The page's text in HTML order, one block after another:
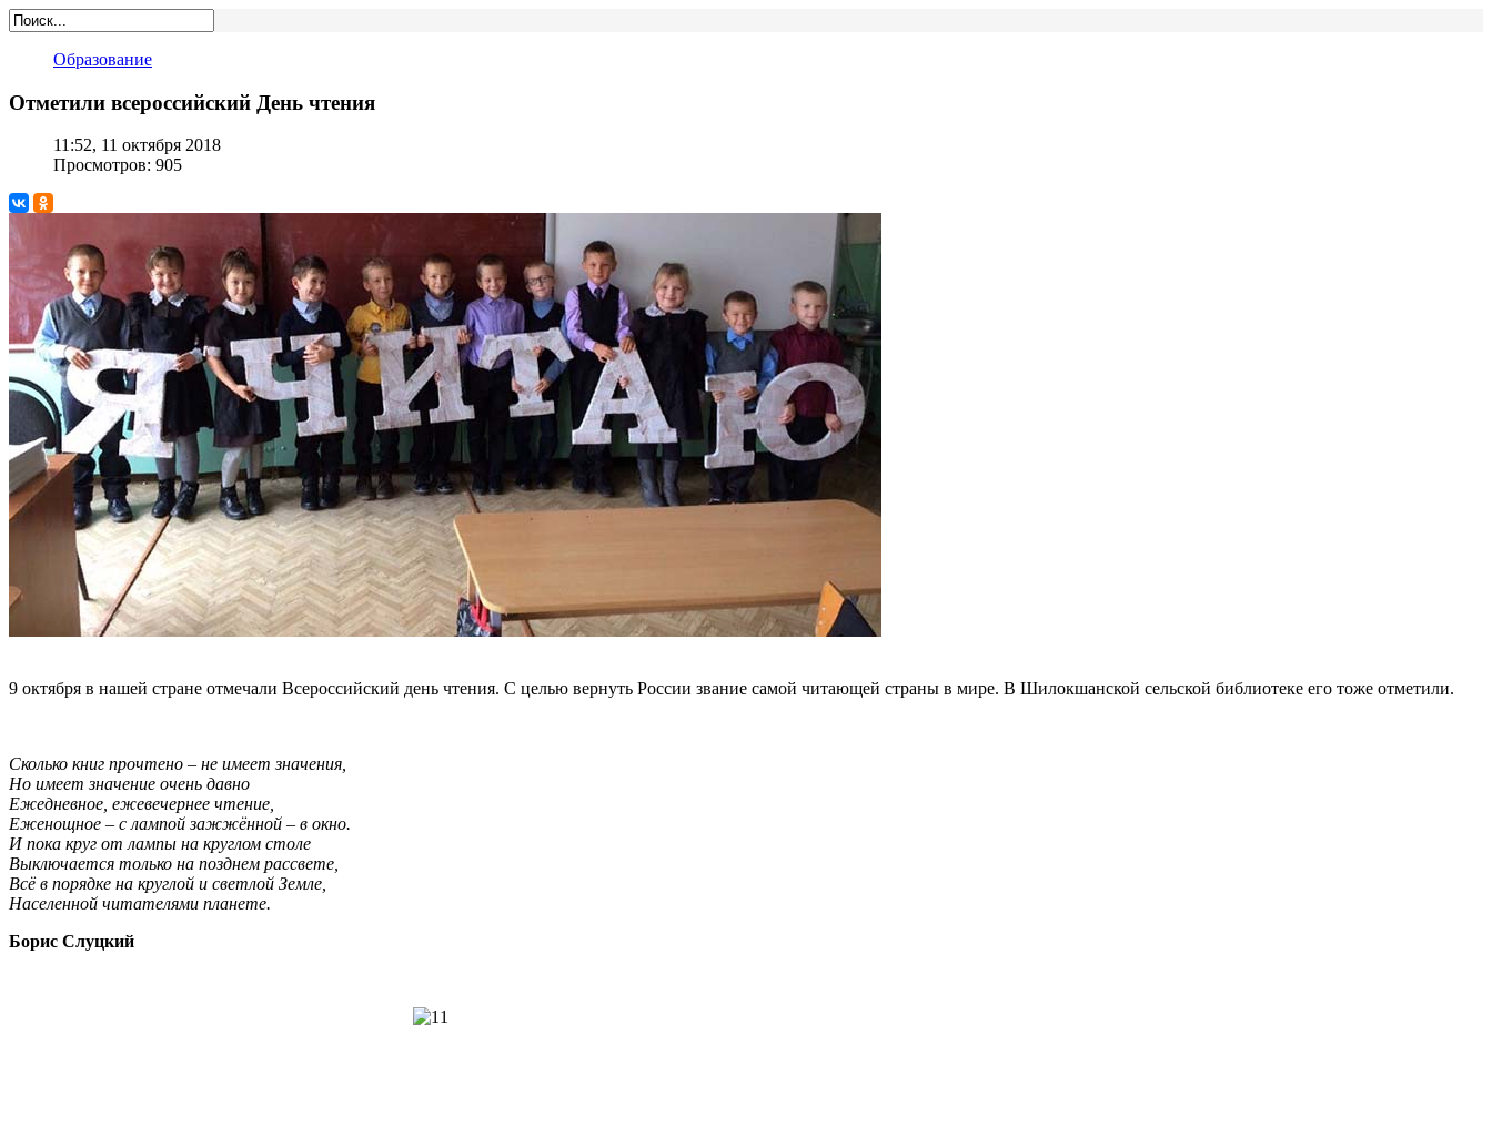
Образование
Отметили всероссийский День чтения
11:52, 11 октября 2018
Просмотров: 905
9 октября в нашей стране отмечали Всероссийский день чтения. С целью вернуть России звание самой читающей страны в мире. В Шилокшанской сельской библиотеке его тоже отметили.
Сколько книг прочтено – не имеет значения,
Но имеет значение очень давно
Ежедневное, ежевечернее чтение,
Еженощное – с лампой зажжённой – в окно.
И пока круг от лампы на круглом столе
Выключается только на позднем рассвете,
Всё в порядке на круглой и светлой Земле,
Населенной читателями планете.
Борис Слуцкий